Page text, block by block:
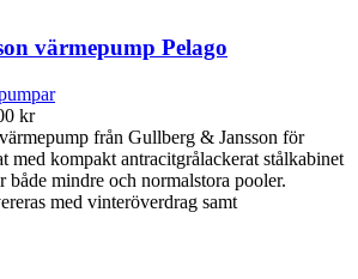
värmepump Pelago
krPrisintervall:
8.700,00 kr
till
13.900,00 kr
från Gullberg & Jansson för
med kompakt antracitgrålackerat stålkabinet
mindre och normalstora pooler.
med vinteröverdrag samt